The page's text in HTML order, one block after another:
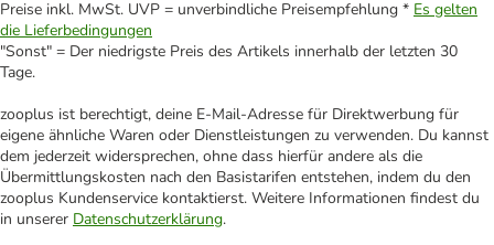
Preise inkl. MwSt. UVP = unverbindliche Preisempfehlung * Es gelten
die Lieferbedingungen
"Sonst" = Der niedrigste Preis des Artikels innerhalb der letzten 30
Tage.
zooplus ist berechtigt, deine E-Mail-Adresse für Direktwerbung für
eigene ähnliche Waren oder Dienstleistungen zu verwenden. Du kannst
dem jederzeit widersprechen, ohne dass hierfür andere als die
Übermittlungskosten nach den Basistarifen entstehen, indem du den
zooplus Kundenservice kontaktierst. Weitere Informationen findest du
in unserer Datenschutzerklärung.